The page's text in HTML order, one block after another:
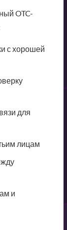
OTC-
с хорошей
для
лицам
и